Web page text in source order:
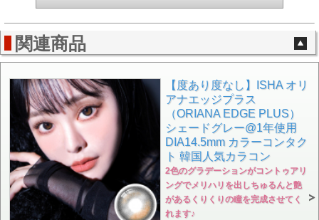
関連商品
【度あり度なし】ISHA オリ
アナエッジプラス
（ORIANA EDGE PLUS）
シェードグレー@1年使用
DIA14.5mm カラーコンタク
ト 韓国人気カラコン
2色のグラデーションがコントゥアリ
ングでメリハリを出しちゅるんと艶
があるくりくりの瞳を完成させてく
れます♪